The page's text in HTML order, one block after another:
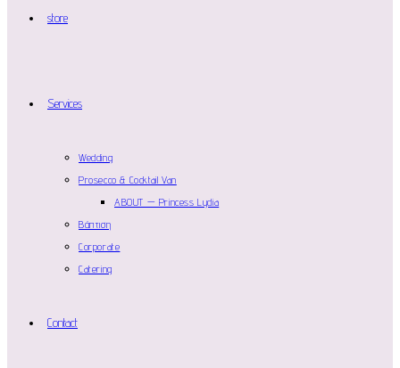
store
Services
Wedding
Prosecco & Cocktail Van
ABOUT — Princess Lydia
Βάπτιση
Corporate
Catering
Contact